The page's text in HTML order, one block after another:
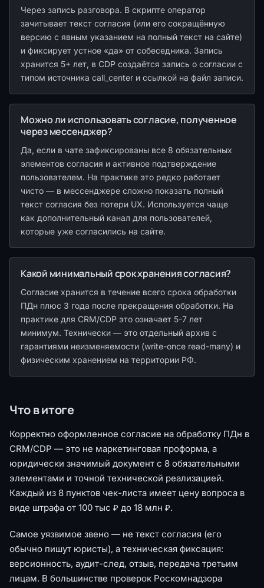
Через запись разговора. В скрипте оператор
зачитывает текст согласия (или его сокращённую
версию с явным указанием на полный текст на сайте)
и фиксирует устное «да» от собеседника. Запись
хранится 5+ лет, в CDP создаётся запись о согласии с
типом источника call_center и ссылкой на файл записи.
Можно ли использовать согласие, полученное
через мессенджер?
Да, если в чате зафиксированы все 8 обязательных
элементов согласия и активное подтверждение
пользователем. На практике это редко работает
чисто — в мессенджере сложно показать полный
текст согласия без потери UX. Используется чаще
как дополнительный канал для пользователей,
которые уже согласились на сайте.
Какой минимальный срок хранения согласия?
Согласие хранится в течение всего срока обработки
ПДн плюс 3 года после прекращения обработки. На
практике для CRM/CDP это означает 5-7 лет
минимум. Технически — это отдельный архив с
гарантиями неизменяемости (write-once read-many) и
физическим хранением на территории РФ.
Что в итоге
Корректно оформленное согласие на обработку ПДн в
CRM/CDP — это не маркетинговая проформа, а
юридически значимый документ с 8 обязательными
элементами и точной технической реализацией.
Каждый из 8 пунктов чек-листа имеет цену вопроса в
виде штрафа от 100 тыс ₽ до 18 млн ₽.
Самое уязвимое звено — не текст согласия (его
обычно пишут юристы), а техническая фиксация:
версионность, аудит-след, отзыв, передача третьим
лицам. В большинстве проверок Роскомнадзора